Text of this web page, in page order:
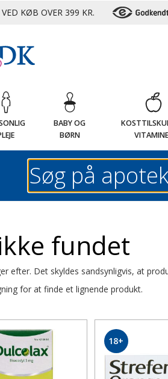
VED KØB OVER 399 KR.
BABY OG
BØRN
fundet
efter. Det skyldes sandsynligvis, at
for at finde et lignende produkt.
18+